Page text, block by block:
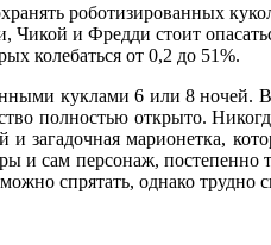
роботизированных
и Фредди стоит
колебаться от 0,2 до 51%.
куклами 6 или 8 ночей.
полностью открыто.
загадочная марионетка,
сам персонаж, постепенно
спрятать, однако трудно